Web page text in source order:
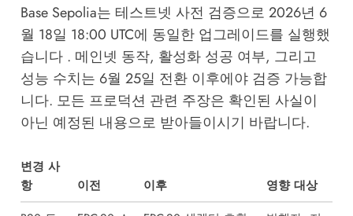
Base Sepolia는 테스트넷 사전 검증으로 2026년 6
월 18일 18:00 UTC에 동일한 업그레이드를 실행했
습니다 . 메인넷 동작, 활성화 성공 여부, 그리고
성능 수치는 6월 25일 전환 이후에야 검증 가능합
니다. 모든 프로덕션 관련 주장은 확인된 사실이
아닌 예정된 내용으로 받아들이시기 바랍니다.
변경 사
항
이전 이후
영향 대상